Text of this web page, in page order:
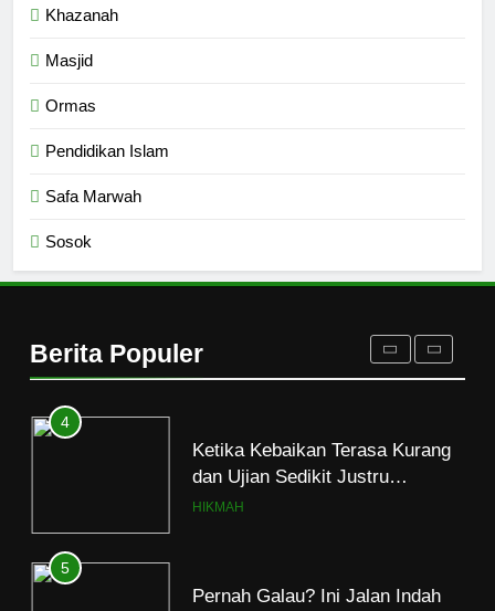
Khazanah
Masjid
Ormas
Pendidikan Islam
Safa Marwah
Sosok
Berita Populer
3
Hukum UIN Jakarta Rilis
Program Fikih Genzi Selama
Ramadan
PENDIDIKAN ISLAM
4
Ketika Kebaikan Terasa Kurang
dan Ujian Sedikit Justru
Menjerumuskan
HIKMAH
5
Pernah Galau? Ini Jalan Indah